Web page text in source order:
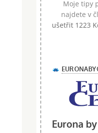
Moje tipy
najdete v
ušetřit 1223